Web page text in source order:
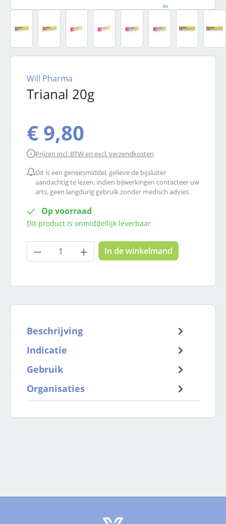
Trianal 20g
Will Pharma
€ 9,80
Prijzen incl. BTW en excl. verzendkosten
Dit is een geneesmiddel, gelieve de bijsluiter
aandachtig te lezen, indien bijwerkingen contacteer uw
arts, geen langdurig gebruik zonder medisch advies.
Op voorraad
Dit product is onmiddellijk leverbaar
Producthoeveelheid: Voer de
In de winkelmand
Beschrijving
Indicatie
Gebruik
Organisaties